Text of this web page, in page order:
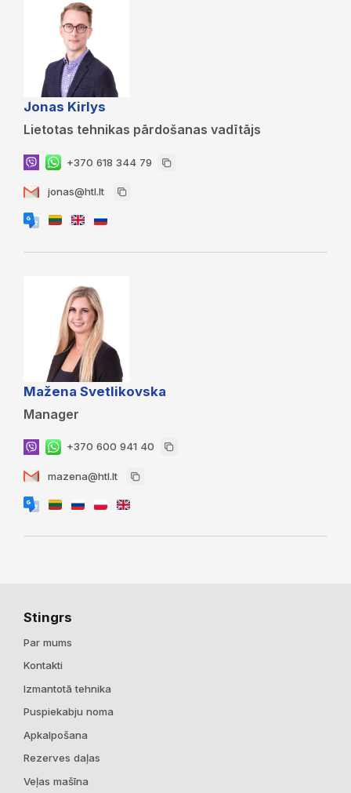
Jonas Kirlys
Lietotas tehnikas pārdošanas vadītājs
+370 618 344 79
jonas@htl.lt
Mažena Svetlikovska
Manager
+370 600 941 40
mazena@htl.lt
Stingrs
Par mums
Kontakti
Izmantotā tehnika
Puspiekabju noma
Apkalpošana
Rezerves daļas
Veļas mašīna